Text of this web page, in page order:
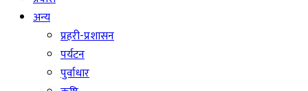
अन्य
प्रहरी-प्रशासन
पर्यटन
पुर्वाधार